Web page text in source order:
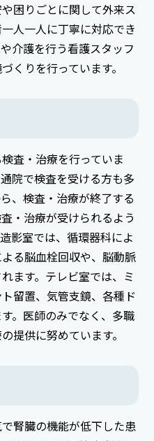
困りごとに関して外来ス
人一人に丁寧に対応でき
介護を行う看護スタッフ
くりを行っています。
査・治療を行っていま
院で検査を受ける方も多
、検査・治療が終了する
・治療が受けられるよう
影室では、循環器科によ
る脳血栓回収や、脳動脈
ます。テレビ室では、ミ
留置、気管支鏡、各種ド
。医師のみでなく、多職
提供に努めています。
腎臓の機能が低下した患